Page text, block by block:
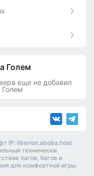
Голем
еще не добавил
Голем
IP: liberion.aboba.host
технически
лагов, багов и
для комфортной игры.